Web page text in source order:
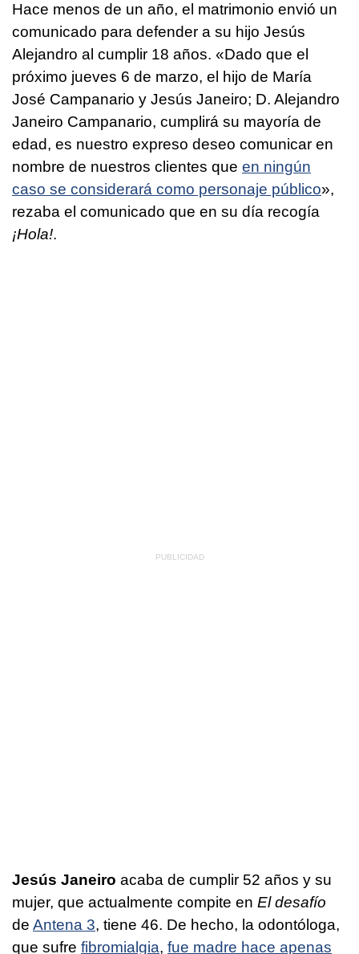
Hace menos de un año, el matrimonio envió un
comunicado para defender a su hijo Jesús
Alejandro al cumplir 18 años. «Dado que el
próximo jueves 6 de marzo, el hijo de María
José Campanario y Jesús Janeiro; D. Alejandro
Janeiro Campanario, cumplirá su mayoría de
edad, es nuestro expreso deseo comunicar en
nombre de nuestros clientes que en ningún
caso se considerará como personaje público»,
rezaba el comunicado que en su día recogía
¡Hola!.
Jesús Janeiro acaba de cumplir 52 años y su
mujer, que actualmente compite en El desafío
de Antena 3, tiene 46. De hecho, la odontóloga,
que sufre fibromialgia, fue madre hace apenas